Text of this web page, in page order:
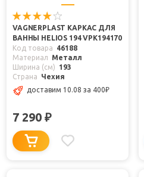
VAGNERPLAST КАРКАС ДЛЯ
ВАННЫ HELIOS 194 VPK194170
Код товара
46188
Материал
Металл
Ширина (см)
193
Страна
Чехия
доставим 10.08 за 400₽
7 290 ₽